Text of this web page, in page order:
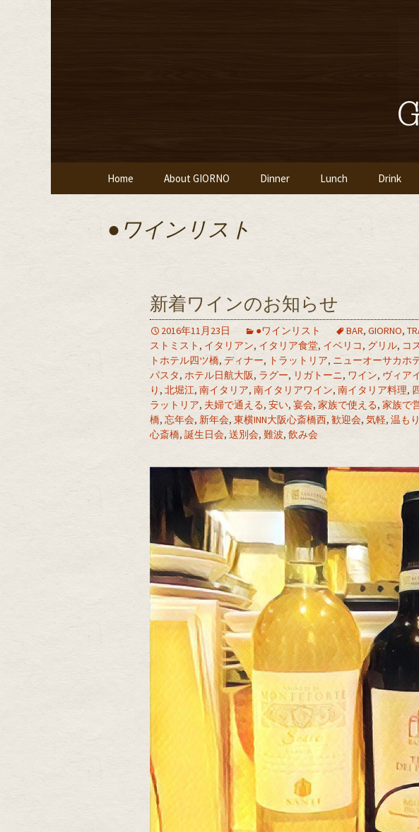
堀江・四ツ橋
堂ジョルノ～
コンテンツへ移動
Home About GIORNO Dinner Lunch Drink
●ワインリスト
新着ワインのお知らせ
2016年11月23日 ●ワインリスト BAR, GIORNO,
ストミスト , イタリアン, イタリア食堂, イベリコ, グリル, コ
トホテル四ツ橋, ディナー, トラットリア, ニューオーサカホ
パスタ, ホテル日航大阪, ラグー, リガトーニ, ワイン, ヴィア
り , 北堀江, 南イタリア, 南イタリアワイン, 南イタリア料理,
ラットリア, 夫婦で通える, 安い, 宴会, 家族で使える, 家族で
橋, 忘年会, 新年会, 東横INN大阪心斎橋西, 歓迎会, 気軽, 温もり
心斎橋, 誕生日会, 送別会, 難波, 飲み会